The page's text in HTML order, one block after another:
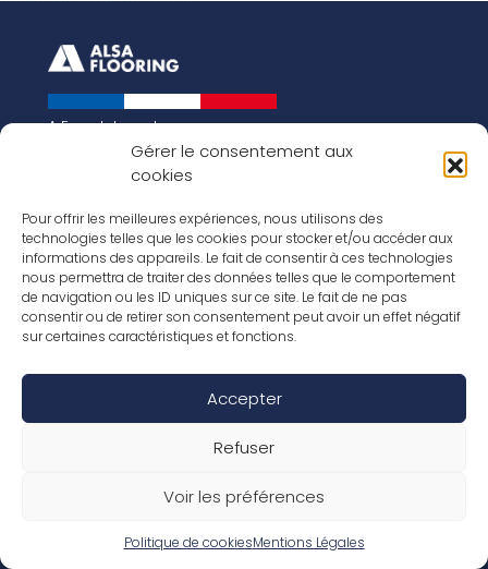
Gérer le consentement aux
cookies
Pour offrir les meilleures expériences, nous utilisons des
technologies telles que les cookies pour stocker et/ou accéder aux
informations des appareils. Le fait de consentir à ces technologies
nous permettra de traiter des données telles que le comportement
de navigation ou les ID uniques sur ce site. Le fait de ne pas
consentir ou de retirer son consentement peut avoir un effet négatif
sur certaines caractéristiques et fonctions.
Accepter
Refuser
Voir les préférences
Politique de cookiesMentions Légales
A French brand
Our vision for the world of tomorrow
Our floorings
Our laminates
Our parquets
Our wood veneers
Our accessories
General terms and conditions of sale